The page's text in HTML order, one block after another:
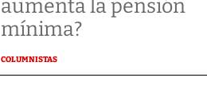
aumenta la pensión
mínima?
COLUMNISTAS